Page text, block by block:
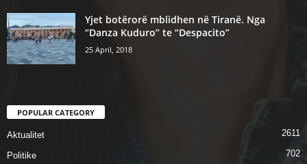
Yjet botërorë mblidhen në Tiranë. Nga
“Danza Kuduro” te “Despacito”
25 April, 2018
POPULAR CATEGORY
Aktualitet 2611
Politike 702